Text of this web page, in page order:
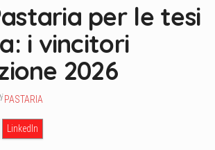
per le tesi
i vincitori
2026
PASTARIA
LinkedIn